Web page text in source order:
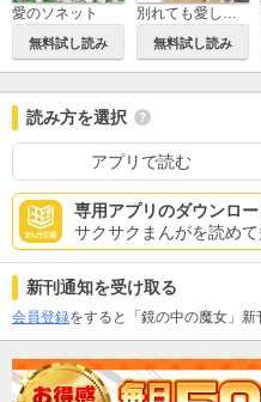
愛のソネット
無料試し読み
別れても愛しくて
無料試し読み
読み方を選択
アプリで読む
専用アプリのダウンロー
サクサクまんがを読めて
新刊通知を受け取る
会員登録をすると「鏡の中の魔女」新